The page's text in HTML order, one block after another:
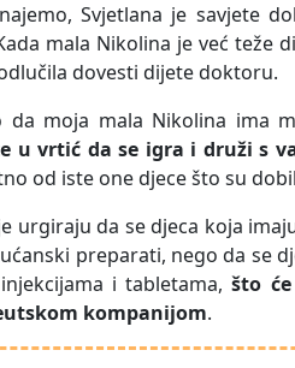
Svjetlana je savjete
mala Nikolina je već teže
dovesti dijete doktoru.
da moja mala Nikolina ima
u vrtić da se igra i druži s
od iste one djece što su
urgiraju da se djeca koja
preparati, nego da se
i tabletama,što
kompanijom.